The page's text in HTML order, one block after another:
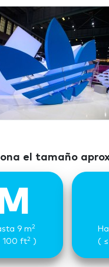
el tamaño
M
9 m2
100 ft2) (